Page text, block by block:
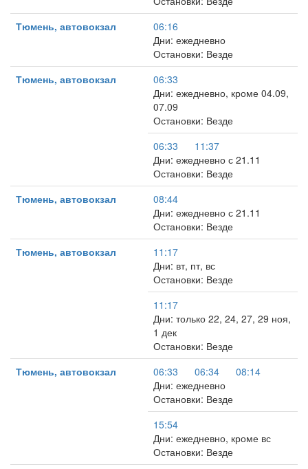
Тюмень, автовокзал
06:16
Дни: ежедневно
Остановки: Везде
Тюмень, автовокзал
06:33
Дни: ежедневно, кроме 04.09,
07.09
Остановки: Везде
06:33
11:37
Дни: ежедневно с 21.11
Остановки: Везде
Тюмень, автовокзал
08:44
Дни: ежедневно с 21.11
Остановки: Везде
Тюмень, автовокзал
11:17
Дни: вт, пт, вс
Остановки: Везде
11:17
Дни: только 22, 24, 27, 29 ноя,
1 дек
Остановки: Везде
Тюмень, автовокзал
06:33 06:34
08:14
Дни: ежедневно
Остановки: Везде
15:54
Дни: ежедневно, кроме вс
Остановки: Везде